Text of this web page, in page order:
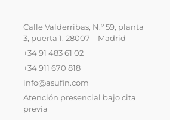
Calle Valderribas, N.º 59, planta
3, puerta 1, 28007 – Madrid
+34 91 483 61 02
+34 911 670 818
info@asufin.com
Atención presencial bajo cita
previa